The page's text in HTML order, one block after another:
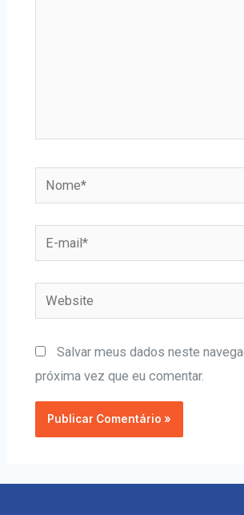
Salvar meus dados neste
próxima vez que eu comentar.